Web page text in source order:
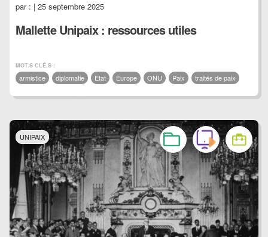
par : | 25 septembre 2025
Mallette Unipaix : ressources utiles
MOT.S CLÉ.S :
armistice diplomatie Etat Europe ONU Paix traités de paix
UNIPAIX